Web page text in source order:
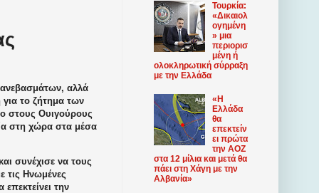
αλλά
το ζήτημα των
στους Ουιγούρους
στη χώρα στα μέσα
συνέχισε να τους
τις Ηνωμένες
την
Τουρκία:
«Δικαιολ
ογημένη
» μια
περιορισ
μένη ή
ολοκληρωτική σύρραξη
με την Ελλάδα
«Η
Ελλάδα
θα
επεκτείν
ει πρώτα
την ΑΟΖ
στα 12 μίλια και μετά θα
πάει στη Χάγη με την
Αλβανία»